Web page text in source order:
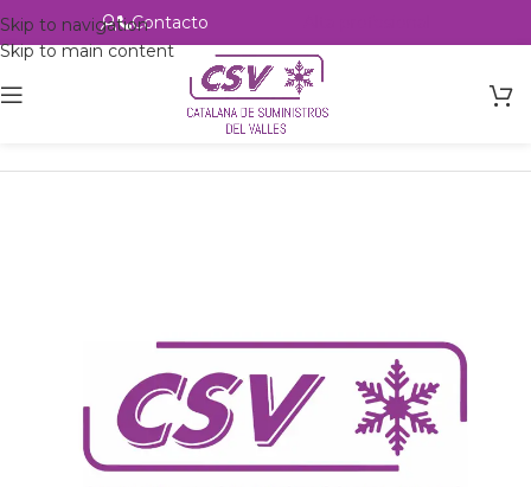
Skip to navigation
Skip to main content
Contacto
csvalles